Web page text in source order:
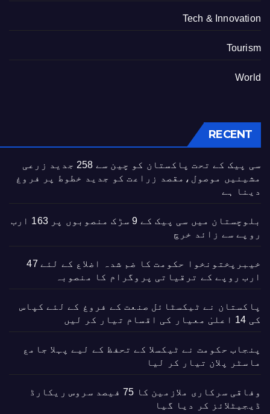
Tech & Innovation
Tourism
World
RECENT
سی پیک کے تحت پاکستان کو چین سے 258 جدید زرعی
مشینیں موصول،مقصد زراعت کو جدید خطوط پر فروغ
دینا ہے
بلوچستان میں سی پیک کے 9 سڑک منصوبوں پر 163 ارب
روپے سے زائد خرچ
خیبرپختونخوا حکومت کا ضم شدہ اضلاع کے لئے 47
ارب روپے کے ترقیاتی پروگرام کا منصوبہ
پاکستان نے ٹیکسٹائل صنعت کے فروغ کے لئے کپاس
کی 14 اعلیٰ معیار کی اقسام تیار کر لیں
پنجاب حکومت نے ٹیکسلا کے تحفظ کے لیے پہلا جامع
ماسٹر پلان تیار کر لیا
وفاقی سرکاری ملازمین کا 75 فیصد سروس ریکارڈ
ڈیجیٹلائز کر دیا گیا